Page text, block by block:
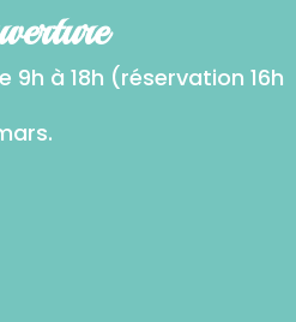
9h à 18h (réservation 16h